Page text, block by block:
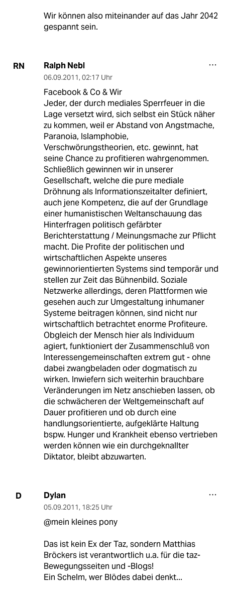
Wir können also miteinander auf das Jahr 2042
gespannt sein.
RN Ralph Nebl
06.09.2011, 02:17 Uhr
Facebook & Co & Wir
Jeder, der durch mediales Sperrfeuer in die
Lage versetzt wird, sich selbst ein Stück näher
zu kommen, weil er Abstand von Angstmache,
Paranoia, Islamphobie,
Verschwörungstheorien, etc. gewinnt, hat
seine Chance zu profitieren wahrgenommen.
Schließlich gewinnen wir in unserer
Gesellschaft, welche die pure mediale
Dröhnung als Informationszeitalter definiert,
auch jene Kompetenz, die auf der Grundlage
einer humanistischen Weltanschauung das
Hinterfragen politisch gefärbter
Berichterstattung / Meinungsmache zur Pflicht
macht. Die Profite der politischen und
wirtschaftlichen Aspekte unseres
gewinnorientierten Systems sind temporär und
stellen zur Zeit das Bühnenbild. Soziale
Netzwerke allerdings, deren Plattformen wie
gesehen auch zur Umgestaltung inhumaner
Systeme beitragen können, sind nicht nur
wirtschaftlich betrachtet enorme Profiteure.
Obgleich der Mensch hier als Individuum
agiert, funktioniert der Zusammenschluß von
Interessengemeinschaften extrem gut - ohne
dabei zwangbeladen oder dogmatisch zu
wirken. Inwiefern sich weiterhin brauchbare
Veränderungen im Netz anschieben lassen, ob
die schwächeren der Weltgemeinschaft auf
Dauer profitieren und ob durch eine
handlungsorientierte, aufgeklärte Haltung
bspw. Hunger und Krankheit ebenso vertrieben
werden können wie ein durchgeknallter
Diktator, bleibt abzuwarten.
D Dylan
05.09.2011, 18:25 Uhr
@mein kleines pony
Das ist kein Ex der Taz, sondern Matthias
Bröckers ist verantwortlich u.a. für die taz-
Bewegungsseiten und -Blogs!
Ein Schelm, wer Blödes dabei denkt...